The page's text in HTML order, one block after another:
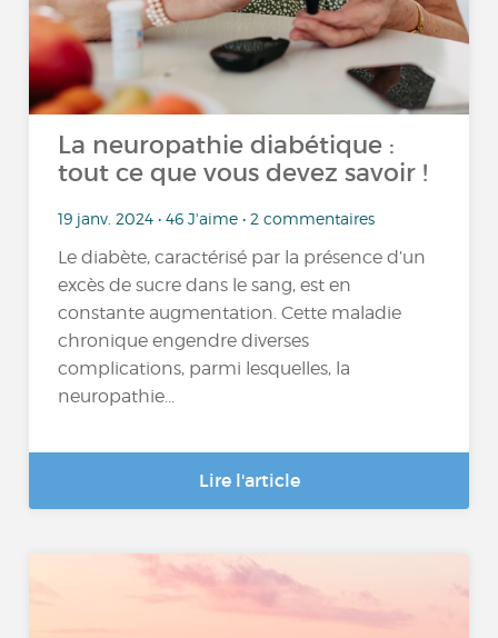
La neuropathie diabétique :
tout ce que vous devez savoir !
19 janv. 2024 • 46 J'aime • 2 commentaires
Le diabète, caractérisé par la présence d’un
excès de sucre dans le sang, est en
constante augmentation. Cette maladie
chronique engendre diverses
complications, parmi lesquelles, la
neuropathie...
Lire l'article